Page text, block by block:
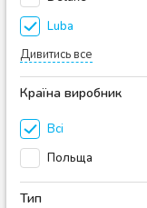
Luba
Дивитись все
Країна виробник
Всі
Польща
Тип